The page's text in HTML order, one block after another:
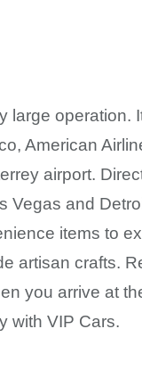
large
American
airport.
and
items to
artisan crafts.
you arrive at
with VIP Cars.